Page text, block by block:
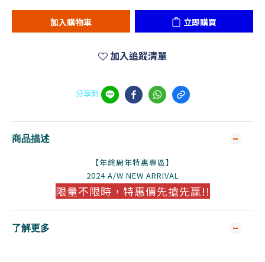
加入購物車 立即購買
加入追蹤清單
分享到
商品描述
【年終周年特惠專區】
2024 A/W NEW ARRIVAL
限量不限時，特惠價先搶先贏!!
了解更多